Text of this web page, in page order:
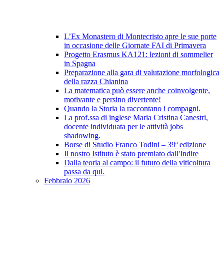
L’Ex Monastero di Montecristo apre le sue porte
in occasione delle Giornate FAI di Primavera
Progetto Erasmus KA121: lezioni di sommelier
in Spagna
Preparazione alla gara di valutazione morfologica
della razza Chianina
La matematica può essere anche coinvolgente,
motivante e persino divertente!
Quando la Storia la raccontano i compagni.
La prof.ssa di inglese Maria Cristina Canestri,
docente individuata per le attività jobs
shadowing.
Borse di Studio Franco Todini – 39ª edizione
Il nostro Istituto è stato premiato dall'Indire
Dalla teoria al campo: il futuro della viticoltura
passa da qui.
Febbraio 2026